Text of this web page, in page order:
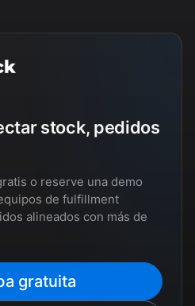
stock, pedidos
o reserve una demo
de fulfillment
alineados con más de
gratuita